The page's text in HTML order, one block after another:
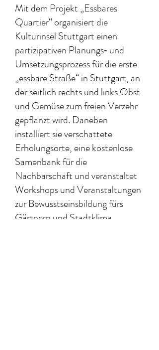
Mit dem Projekt „Essbares
Quartier“ organisiert die
Kulturinsel Stuttgart einen
partizipativen Planungs‐ und
Umsetzungsprozess für die erste
„essbare Straße“ in Stuttgart, an
der seitlich rechts und links Obst
und Gemüse zum freien Verzehr
gepflanzt wird. Daneben
installiert sie verschattete
Erholungsorte, eine kostenlose
Samenbank für die
Nachbarschaft und veranstaltet
Workshops und Veranstaltungen
zur Bewusstseinsbildung fürs
Gärtnern und Stadtklima.